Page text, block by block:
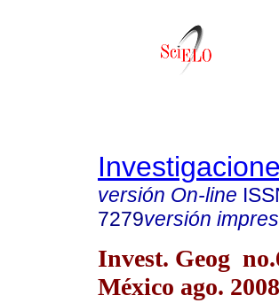
versión On-line
7279versión
Invest. Geog
México ago. 2008